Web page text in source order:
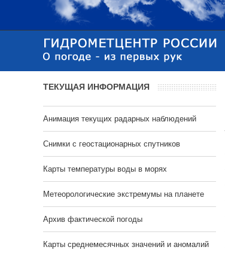
ТЕКУЩАЯ ИНФОРМАЦИЯ
Анимация текущих радарных наблюдений
Cнимки с геостационарных спутников
Карты температуры воды в морях
Метеорологические экстремумы на планете
Архив фактической погоды
Карты среднемесячных значений и аномалий